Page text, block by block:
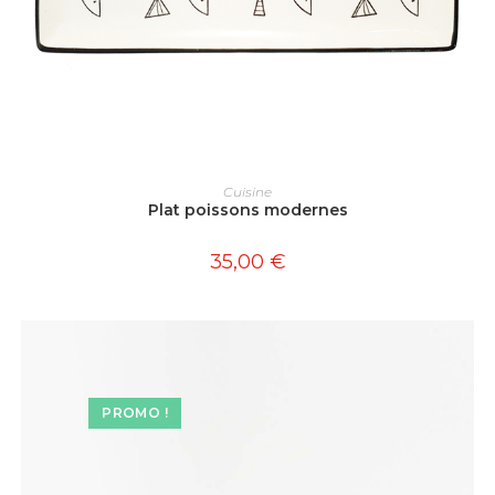
AJOUTER AU PANIER
Cuisine
Plat poissons modernes
35,00 €
PROMO !